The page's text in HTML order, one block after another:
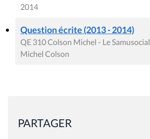
2014
Question écrite (2013 - 2014)
QE 310 Colson Michel - Le Samusocial
Michel Colson
PARTAGER